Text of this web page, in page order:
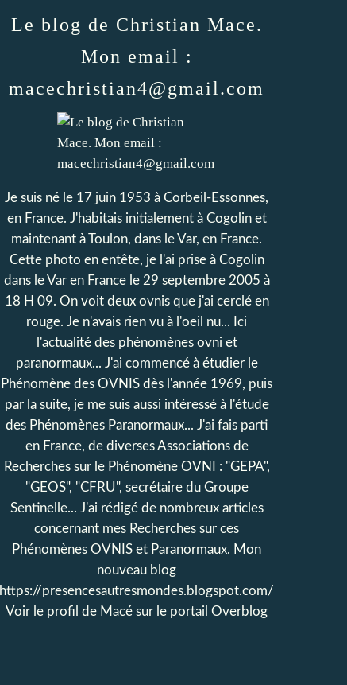
Le blog de Christian Mace.
Mon email :
macechristian4@gmail.com
Je suis né le 17 juin 1953 à Corbeil-Essonnes,
en France. J'habitais initialement à Cogolin et
maintenant à Toulon, dans le Var, en France.
Cette photo en entête, je l'ai prise à Cogolin
dans le Var en France le 29 septembre 2005 à
18 H 09. On voit deux ovnis que j'ai cerclé en
rouge. Je n'avais rien vu à l'oeil nu... Ici
l'actualité des phénomènes ovni et
paranormaux... J'ai commencé à étudier le
Phénomène des OVNIS dès l'année 1969, puis
par la suite, je me suis aussi intéressé à l'étude
des Phénomènes Paranormaux... J'ai fais parti
en France, de diverses Associations de
Recherches sur le Phénomène OVNI : "GEPA",
"GEOS", "CFRU", secrétaire du Groupe
Sentinelle... J'ai rédigé de nombreux articles
concernant mes Recherches sur ces
Phénomènes OVNIS et Paranormaux. Mon
nouveau blog
https://presencesautresmondes.blogspot.com/
Voir le profil de Macé sur le portail Overblog